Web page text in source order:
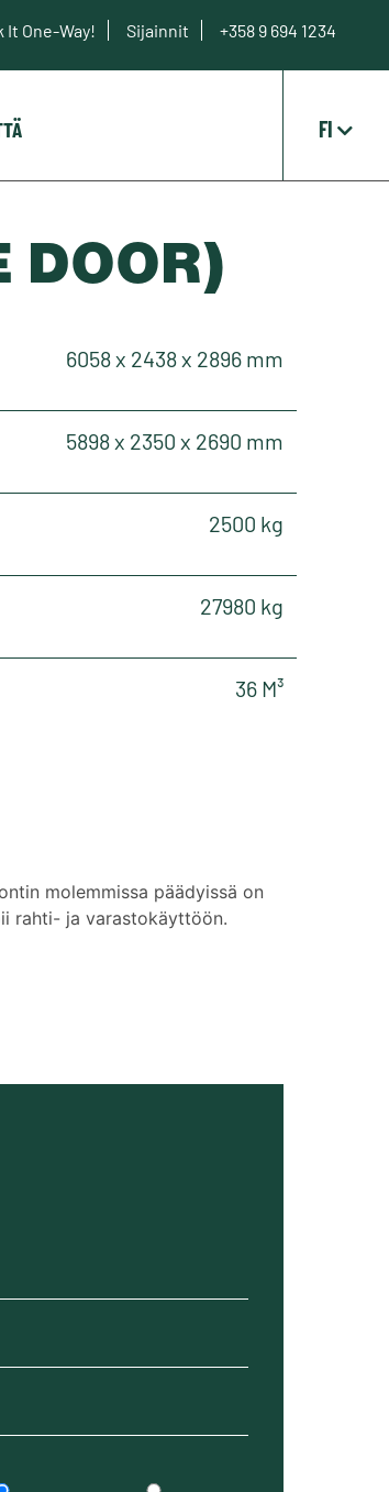
It One-Way! Sijainnit +358 9 694 1234
FI
DOOR)
6058 x 2438 x 2896 mm
5898 x 2350 x 2690 mm
2500 kg
27980 kg
36 M³
molemmissa päädyissä on
rahti- ja varastokäyttöön.